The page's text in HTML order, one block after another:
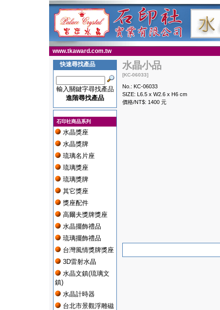
www.tkaward.com.tw
快速尋找產品
輸入關鍵字尋找產品
進階尋找產品
石印社商品系列
水晶獎座
水晶獎牌
琉璃名片座
琉璃獎座
琉璃獎牌
其它獎座
獎座配件
高爾夫獎牌獎座
水晶擺飾禮品
琉璃擺飾禮品
台灣風情獎牌獎座
3D雷射水晶
水晶文鎮(琉璃文
鎮)
水晶計時器
台北市景觀浮雕磁
水晶小品
[KC-06033]
No.: KC-06033
SIZE: L6.5 x W2.6 x H6 cm
價格/NT$: 1400 元